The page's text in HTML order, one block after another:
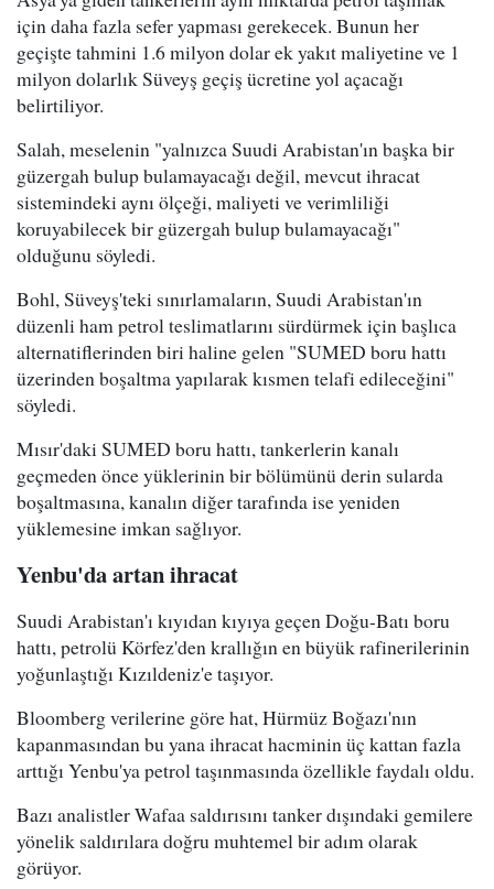
için daha fazla sefer yapması gerekecek. Bunun her
geçişte tahmini 1.6 milyon dolar ek yakıt maliyetine ve 1
milyon dolarlık Süveyş geçiş ücretine yol açacağı
belirtiliyor.
Salah, meselenin "yalnızca Suudi Arabistan'ın başka bir
güzergah bulup bulamayacağı değil, mevcut ihracat
sistemindeki aynı ölçeği, maliyeti ve verimliliği
koruyabilecek bir güzergah bulup bulamayacağı"
olduğunu söyledi.
Bohl, Süveyş'teki sınırlamaların, Suudi Arabistan'ın
düzenli ham petrol teslimatlarını sürdürmek için başlıca
alternatiflerinden biri haline gelen "SUMED boru hattı
üzerinden boşaltma yapılarak kısmen telafi edileceğini"
söyledi.
Mısır'daki SUMED boru hattı, tankerlerin kanalı
geçmeden önce yüklerinin bir bölümünü derin sularda
boşaltmasına, kanalın diğer tarafında ise yeniden
yüklemesine imkan sağlıyor.
Yenbu'da artan ihracat
Suudi Arabistan'ı kıyıdan kıyıya geçen Doğu-Batı boru
hattı, petrolü Körfez'den krallığın en büyük rafinerilerinin
yoğunlaştığı Kızıldeniz'e taşıyor.
Bloomberg verilerine göre hat, Hürmüz Boğazı'nın
kapanmasından bu yana ihracat hacminin üç kattan fazla
arttığı Yenbu'ya petrol taşınmasında özellikle faydalı oldu.
Bazı analistler Wafaa saldırısını tanker dışındaki gemilere
yönelik saldırılara doğru muhtemel bir adım olarak
görüyor.